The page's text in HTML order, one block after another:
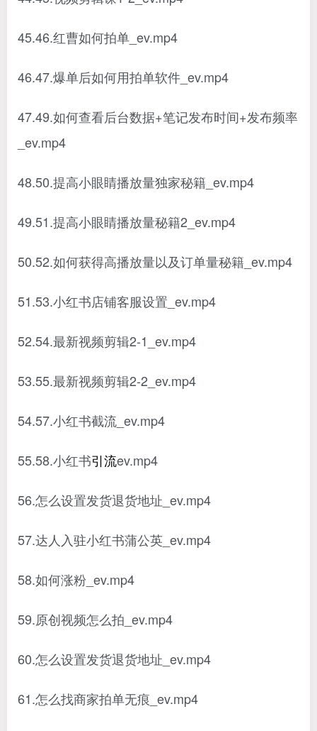
45.46.红曹如何拍单_ev.mp4
46.47.爆单后如何用拍单软件_ev.mp4
47.49.如何查看后台数据+笔记发布时间+发布频率
_ev.mp4
48.50.提高小眼睛播放量独家秘籍_ev.mp4
49.51.提高小眼睛播放量秘籍2_ev.mp4
50.52.如何获得高播放量以及订单量秘籍_ev.mp4
51.53.小红书店铺客服设置_ev.mp4
52.54.最新视频剪辑2-1_ev.mp4
53.55.最新视频剪辑2-2_ev.mp4
54.57.小红书截流_ev.mp4
55.58.小红书引流ev.mp4
56.怎么设置发货退货地址_ev.mp4
57.达人入驻小红书蒲公英_ev.mp4
58.如何涨粉_ev.mp4
59.原创视频怎么拍_ev.mp4
60.怎么设置发货退货地址_ev.mp4
61.怎么找商家拍单无痕_ev.mp4